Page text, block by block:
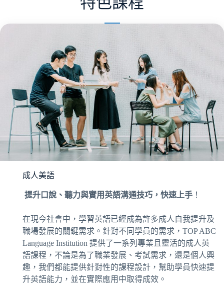
成人美語
提升口說、聽力與實用英語溝通技巧，快速上手 ！
在現今社會中，學習英語已經成為許多成人自我提升及
職場發展的關鍵需求。針對不同學員的需求，TOP ABC
Language Institution 提供了一系列專業且靈活的成人英
語課程，不論是為了職業發展、考試需求，還是個人興
趣，我們都能提供針對性的課程設計，幫助學員快速提
升英語能力，並在實際應用中取得成效。